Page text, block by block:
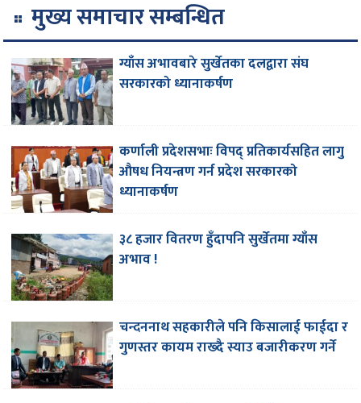
मुख्य समाचार सम्बन्धित
ग्याँस अभावबारे सुर्खेतका दलद्वारा संघ
सरकारको ध्यानाकर्षण
कर्णाली प्रदेशसभाः विपद् प्रतिकार्यसहित लागु
औषध नियन्त्रण गर्न प्रदेश सरकारको
ध्यानाकर्षण
३८ हजार वितरण हुँदापनि सुर्खेतमा ग्याँस
अभाव !
चन्दननाथ सहकारीले पनि किसालाई फाईदा र
गुणस्तर कायम राख्दै स्याउ बजारीकरण गर्ने